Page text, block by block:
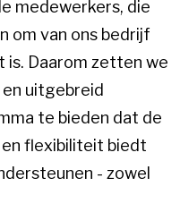
medewerkers, die
om van ons bedrijf
is. Daarom zetten we
uitgebreid
te bieden dat de
flexibiliteit biedt
- zowel